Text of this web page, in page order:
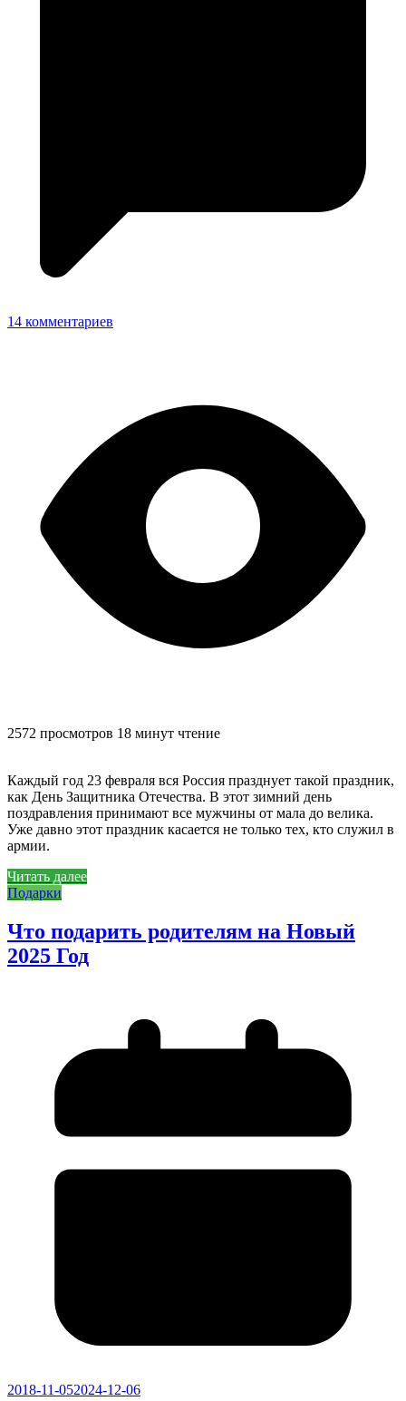
14 комментариев
2572 просмотров 18 минут чтение
Каждый год 23 февраля вся Россия празднует такой праздник,
как День Защитника Отечества. В этот зимний день
поздравления принимают все мужчины от мала до велика.
Уже давно этот праздник касается не только тех, кто служил в
армии.
Читать далее
Подарки
Что подарить родителям на Новый
2025 Год
2018-11-052024-12-06